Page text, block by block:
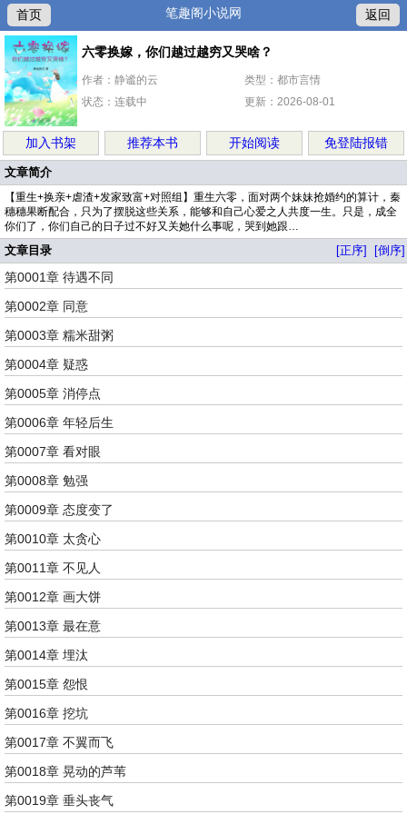
首页 笔趣阁小说网 返回
六零换嫁，你们越过越穷又哭啥？
作者：静谧的云
类型：都市言情
状态：连载中
更新：2026-08-01
加入书架 推荐本书 开始阅读 免登陆报错
文章简介
【重生+换亲+虐渣+发家致富+对照组】重生六零，面对两个妹妹抢婚约的算计，秦
穗穗果断配合，只为了摆脱这些关系，能够和自己心爱之人共度一生。只是，成全
你们了，你们自己的日子过不好又关她什么事呢，哭到她跟…
文章目录 [正序] [倒序]
第0001章 待遇不同
第0002章 同意
第0003章 糯米甜粥
第0004章 疑惑
第0005章 消停点
第0006章 年轻后生
第0007章 看对眼
第0008章 勉强
第0009章 态度变了
第0010章 太贪心
第0011章 不见人
第0012章 画大饼
第0013章 最在意
第0014章 埋汰
第0015章 怨恨
第0016章 挖坑
第0017章 不翼而飞
第0018章 晃动的芦苇
第0019章 垂头丧气